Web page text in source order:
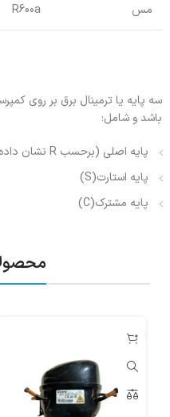
مس R600a
سه پایه یا ترمینال برق بر روی
باشد و شامل:
پایه اصلی (برحسب R نشان داده می شود)
پایه استارت(S)
پایه مشترک(C)